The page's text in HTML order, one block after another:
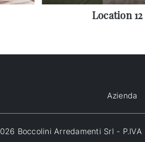
Location 12
Azienda
Boccolini Arredamenti Srl -